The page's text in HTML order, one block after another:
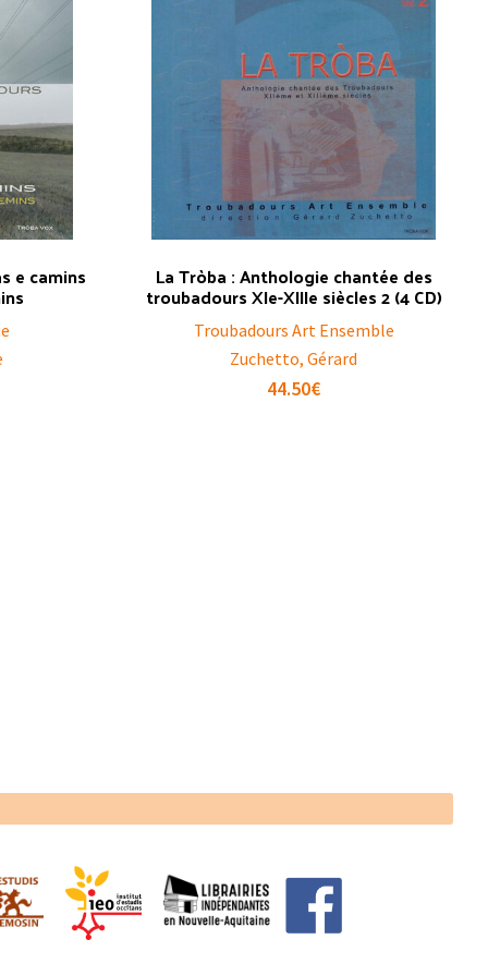
e camins La Tròba : Anthologie chantée des
troubadours XIe-XIIIe siècles 2 (4 CD)
Troubadours Art Ensemble
Zuchetto, Gérard
44.50€